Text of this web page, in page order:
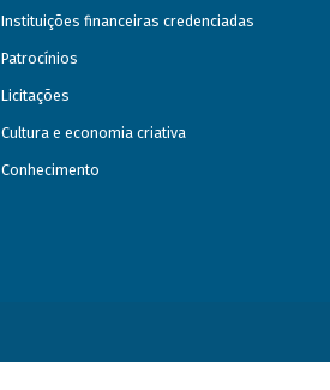
Instituições financeiras credenciadas
Patrocínios
Licitações
Cultura e economia criativa
Conhecimento